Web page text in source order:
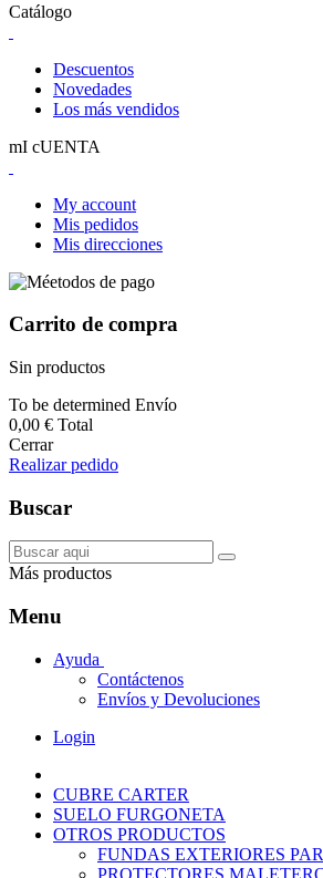
Catálogo
Descuentos
Novedades
Los más vendidos
mI cUENTA
My account
Mis pedidos
Mis direcciones
Carrito de compra
Sin productos
To be determined Envío
0,00 € Total
Cerrar
Realizar pedido
Buscar
Más productos
Menu
Ayuda
Contáctenos
Envíos y Devoluciones
Login
CUBRE CARTER
SUELO FURGONETA
OTROS PRODUCTOS
FUNDAS EXTERIORES
PROTECTORES